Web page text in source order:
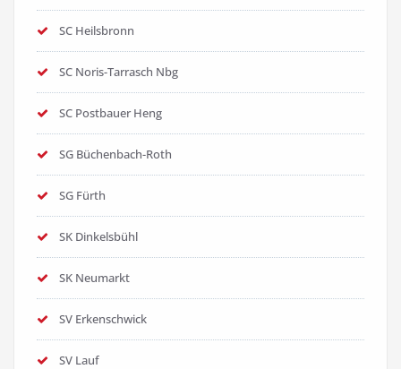
SC Heilsbronn
SC Noris-Tarrasch Nbg
SC Postbauer Heng
SG Büchenbach-Roth
SG Fürth
SK Dinkelsbühl
SK Neumarkt
SV Erkenschwick
SV Lauf